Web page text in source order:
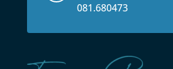
081.680473